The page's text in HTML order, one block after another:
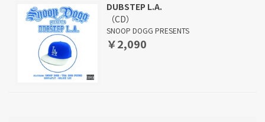
DUBSTEP L.A.
（CD）
SNOOP DOGG PRESENTS
￥2,090